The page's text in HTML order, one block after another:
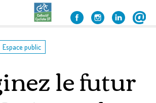
Espace public
le futur